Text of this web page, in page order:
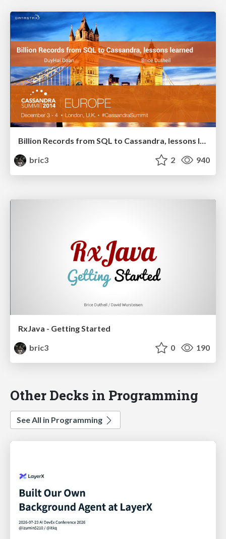
Billion Records from SQL to Cassandra, lessons learned
bric3
2 940
RxJava - Getting Started
bric3
0 190
Other Decks in Programming
See All in Programming